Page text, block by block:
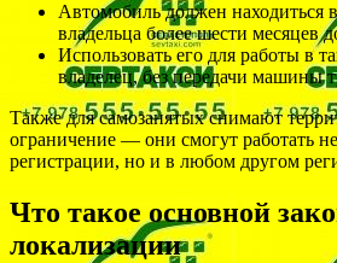
Автомобиль должен находиться
владельца более шести месяцев
Использовать его для работы в
владелец, без передачи машины
Также для самозанятых снимают
ограничение — они смогут работать
регистрации, но и в любом другом
Что такое основной
локализации